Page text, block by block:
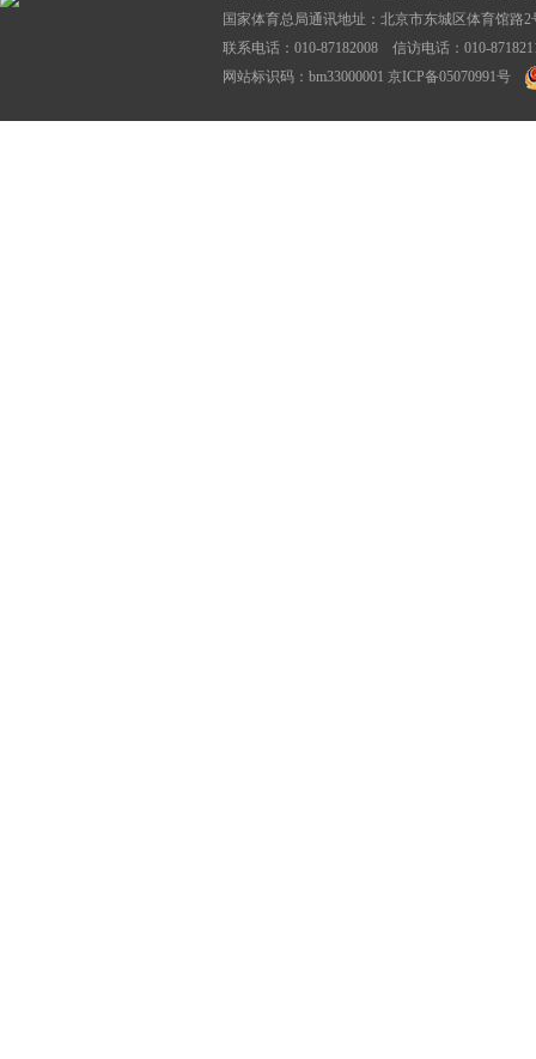
国家体育总局通讯地址：北京市东城区体育馆
联系电话：010-87182008 信访电话：010-
网站标识码：bm33000001 京ICP备05070991号